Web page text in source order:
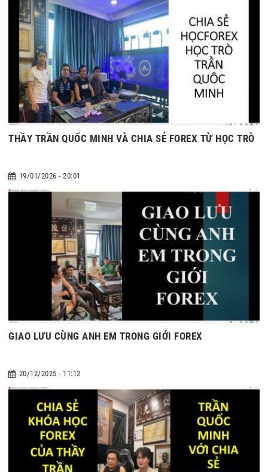
THẦY TRẦN QUỐC MINH VÀ CHIA SẺ FOREX TỪ HỌC TRÒ
19/01/2026 - 20:01
GIAO LƯU CÙNG ANH EM TRONG GIỚI FOREX
20/12/2025 - 11:12